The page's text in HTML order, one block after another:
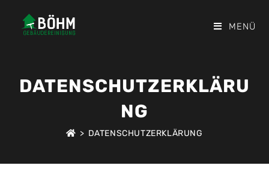
springen
MENÜ
DATENSCHUTZERKLÄRU
NG
> DATENSCHUTZERKLÄRUNG